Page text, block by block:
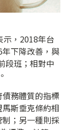
示，2018年台
下降改善，與
段班；相對中
務體質的指標
斯垂克條約相
；另一種則採